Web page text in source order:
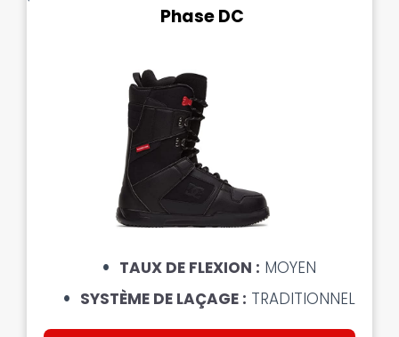
Phase DC
TAUX DE FLEXION : MOYEN
SYSTÈME DE LAÇAGE : TRADITIONNEL